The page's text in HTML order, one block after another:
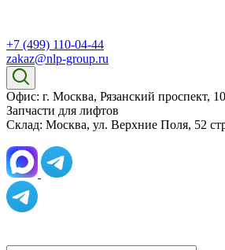
+7 (499) 110-04-44
zakaz@nlp-group.ru
Офис: г. Москва, Рязанский проспект,
Запчасти для лифтов
Склад: Москва, ул. Верхние Поля, 52